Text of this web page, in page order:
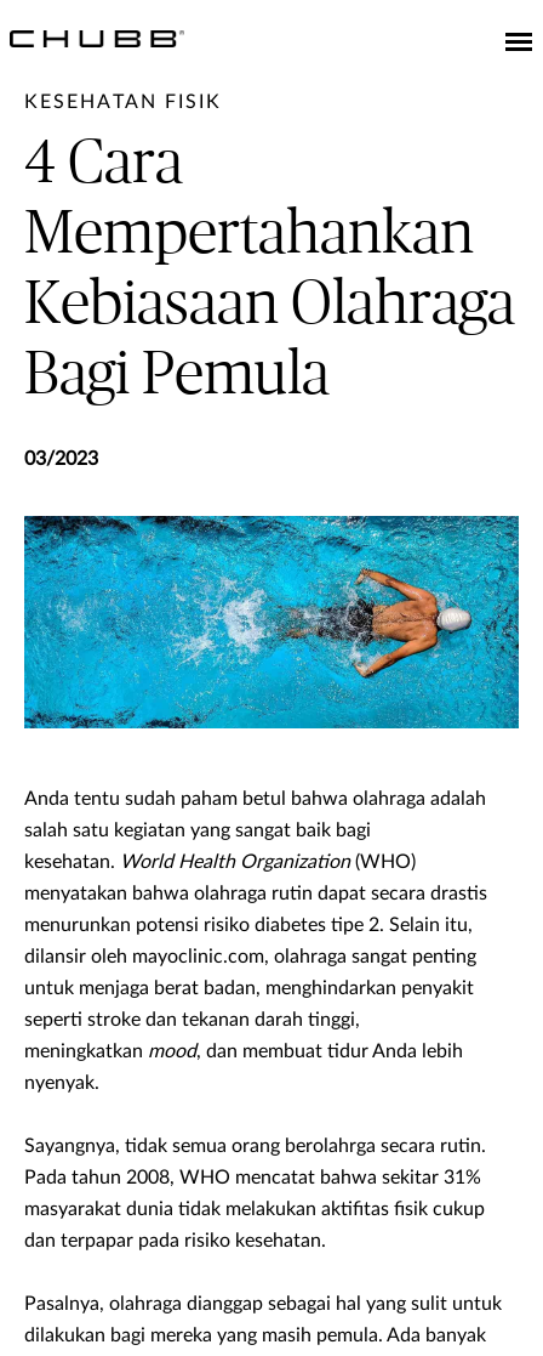
KESEHATAN FISIK
4 Cara
Mempertahankan
Kebiasaan Olahraga
Bagi Pemula
03/2023
Anda tentu sudah paham betul bahwa olahraga adalah
salah satu kegiatan yang sangat baik bagi
kesehatan. World Health Organization(WHO)
menyatakan bahwa olahraga rutin dapat secara drastis
menurunkan potensi risiko diabetes tipe 2. Selain itu,
dilansir oleh mayoclinic.com, olahraga sangat penting
untuk menjaga berat badan, menghindarkan penyakit
seperti stroke dan tekanan darah tinggi,
meningkatkan mood, dan membuat tidur Anda lebih
nyenyak.
Sayangnya, tidak semua orang berolahrga secara rutin.
Pada tahun 2008, WHO mencatat bahwa sekitar 31%
masyarakat dunia tidak melakukan aktifitas fisik cukup
dan terpapar pada risiko kesehatan.
Pasalnya, olahraga dianggap sebagai hal yang sulit untuk
dilakukan bagi mereka yang masih pemula. Ada banyak